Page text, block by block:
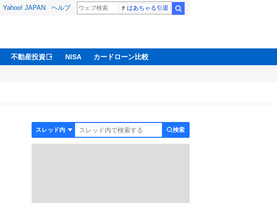
Yahoo! JAPAN ヘルプ ばあちゃる引退
不動産投資 NISA カードローン比較
検索